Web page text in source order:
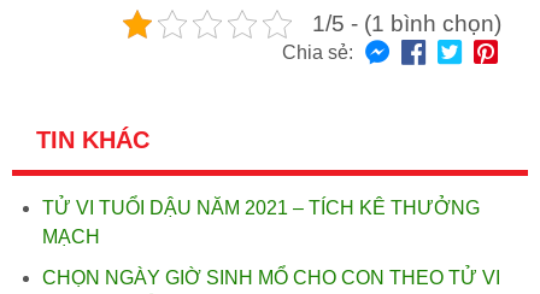
1/5 - (1 bình chọn)
Chia sẻ:
TIN KHÁC
TỬ VI TUỔI DẬU NĂM 2021 – TÍCH KÊ THƯỞNG
MẠCH
CHỌN NGÀY GIỜ SINH MỔ CHO CON THEO TỬ VI